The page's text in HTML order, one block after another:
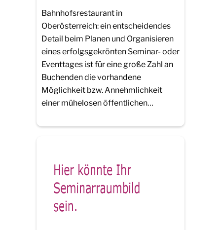
Bahnhofsrestaurant in
Oberösterreich: ein entscheidendes
Detail beim Planen und Organisieren
eines erfolgsgekrönten Seminar- oder
Eventtages ist für eine große Zahl an
Buchenden die vorhandene
Möglichkeit bzw. Annehmlichkeit
einer mühelosen öffentlichen…